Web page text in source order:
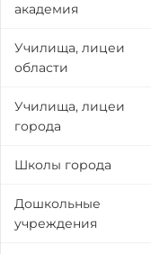
академия
Училища, лицеи
области
Училища, лицеи
города
Школы города
Дошкольные
учреждения